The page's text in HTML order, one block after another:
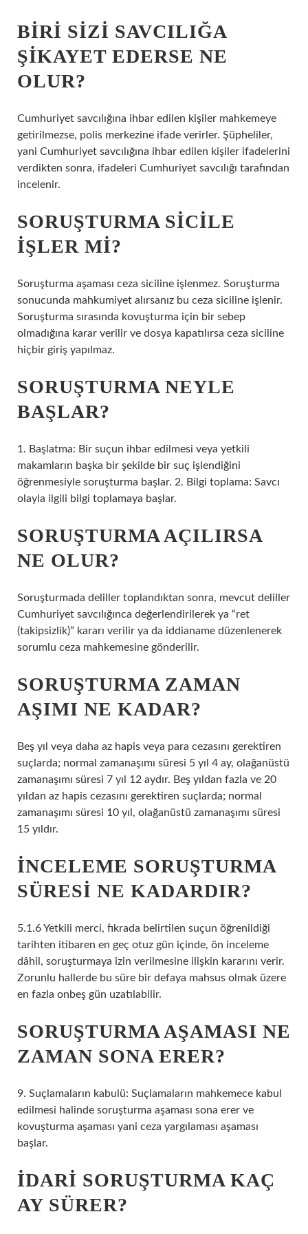
BIRI SIZI SAVCILIĞA
ŞIKAYET EDERSE NE
OLUR?
Cumhuriyet savcılığına ihbar edilen kişiler mahkemeye
getirilmezse, polis merkezine ifade verirler. Şüpheliler,
yani Cumhuriyet savcılığına ihbar edilen kişiler ifadelerini
verdikten sonra, ifadeleri Cumhuriyet savcılığı tarafından
incelenir.
SORUŞTURMA SICILE
IŞLER MI?
Soruşturma aşaması ceza siciline işlenmez. Soruşturma
sonucunda mahkumiyet alırsanız bu ceza siciline işlenir.
Soruşturma sırasında kovuşturma için bir sebep
olmadığına karar verilir ve dosya kapatılırsa ceza siciline
hiçbir giriş yapılmaz.
SORUŞTURMA NEYLE
BAŞLAR?
1. Başlatma: Bir suçun ihbar edilmesi veya yetkili
makamların başka bir şekilde bir suç işlendiğini
öğrenmesiyle soruşturma başlar. 2. Bilgi toplama: Savcı
olayla ilgili bilgi toplamaya başlar.
SORUŞTURMA AÇILIRSA
NE OLUR?
Soruşturmada deliller toplandıktan sonra, mevcut deliller
Cumhuriyet savcılığınca değerlendirilerek ya “ret
(takipsizlik)” kararı verilir ya da iddianame düzenlenerek
sorumlu ceza mahkemesine gönderilir.
SORUŞTURMA ZAMAN
AŞIMI NE KADAR?
Beş yıl veya daha az hapis veya para cezasını gerektiren
suçlarda; normal zamanaşımı süresi 5 yıl 4 ay, olağanüstü
zamanaşımı süresi 7 yıl 12 aydır. Beş yıldan fazla ve 20
yıldan az hapis cezasını gerektiren suçlarda; normal
zamanaşımı süresi 10 yıl, olağanüstü zamanaşımı süresi
15 yıldır.
İNCELEME SORUŞTURMA
SÜRESI NE KADARDIR?
5.1.6 Yetkili merci, fıkrada belirtilen suçun öğrenildiği
tarihten itibaren en geç otuz gün içinde, ön inceleme
dâhil, soruşturmaya izin verilmesine ilişkin kararını verir.
Zorunlu hallerde bu süre bir defaya mahsus olmak üzere
en fazla onbeş gün uzatılabilir.
SORUŞTURMA AŞAMASI NE
ZAMAN SONA ERER?
9. Suçlamaların kabulü: Suçlamaların mahkemece kabul
edilmesi halinde soruşturma aşaması sona erer ve
kovuşturma aşaması yani ceza yargılaması aşaması
başlar.
İDARI SORUŞTURMA KAÇ
AY SÜRER?